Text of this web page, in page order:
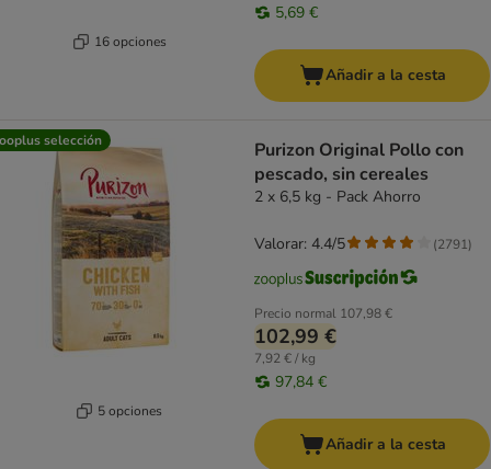
16 opciones
5,69 €
Añadir a la cesta
selección
5 opciones
Purizon Original Pollo con
pescado, sin cereales
2 x 6,5 kg - Pack Ahorro
Precio normal 107,98 €
102,99 €
7,92 € / kg
97,84 €
Valorar: 4.4/5 (2791)
Añadir a la cesta